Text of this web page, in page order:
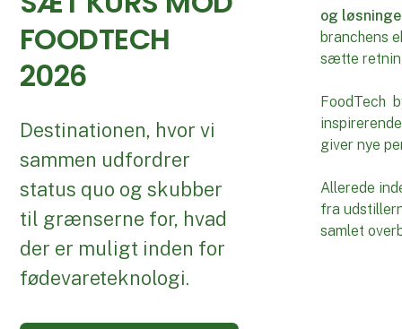
FOODTECH
2026
Destinationen, hvor vi
sammen udfordrer
status quo og skubber
til grænserne for, hvad
der er muligt inden for
fødevareteknologi.
og
branchens
sætte
FoodTech
giver nye
Allerede
fra
samlet